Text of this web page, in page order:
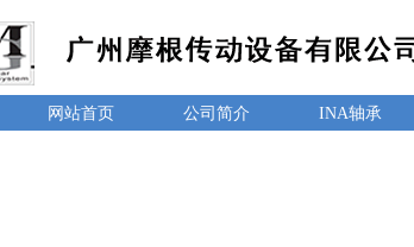
网站首页 公司简介 INA轴承